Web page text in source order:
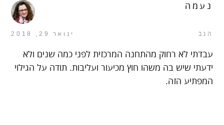
הגב ינואר 29, 2018
נעמה
עבדתי לא רחוק מהתחנה המרכזית לפני כמה שנים ולא
ידעתי שיש בה משהו חוץ מכיעור ועליבות. תודה על הגילוי
המפתיע הזה.